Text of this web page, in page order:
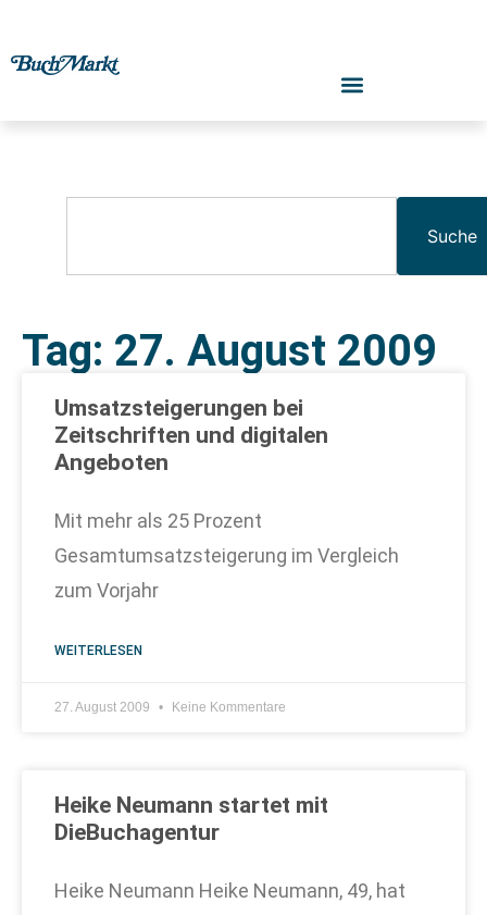
Suche
Tag: 27. August 2009
Umsatzsteigerungen bei
Zeitschriften und digitalen
Angeboten
Mit mehr als 25 Prozent
Gesamtumsatzsteigerung im Vergleich
zum Vorjahr
WEITERLESEN
27. August 2009 Keine Kommentare
Heike Neumann startet mit
DieBuchagentur
Heike Neumann Heike Neumann, 49, hat